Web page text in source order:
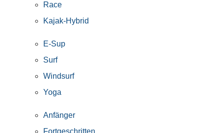
Race
Kajak-Hybrid
E-Sup
Surf
Windsurf
Yoga
Anfänger
Fortgeschritten